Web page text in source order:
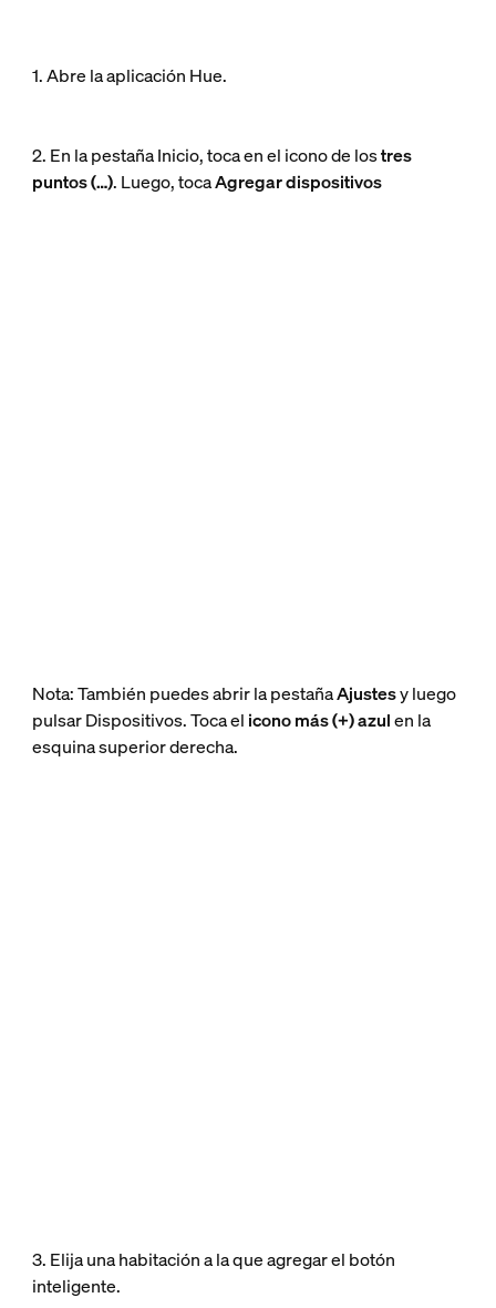
1. Abre la aplicación Hue.
2. En la pestaña Inicio, toca en el icono de lostres
puntos (…). Luego, tocaAgregar dispositivos
Nota: También puedes abrir la pestañaAjustesy luego
pulsar Dispositivos. Toca el icono más (+) azulen la
esquina superior derecha.
3. Elija una habitación a la que agregar el botón
inteligente.